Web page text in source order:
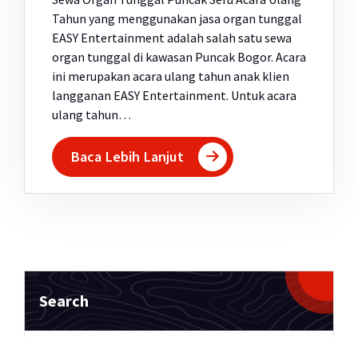
Tahun yang menggunakan jasa organ tunggal
EASY Entertainment adalah salah satu sewa
organ tunggal di kawasan Puncak Bogor. Acara
ini merupakan acara ulang tahun anak klien
langganan EASY Entertainment. Untuk acara
ulang tahun…
Baca Lebih Lanjut
Search